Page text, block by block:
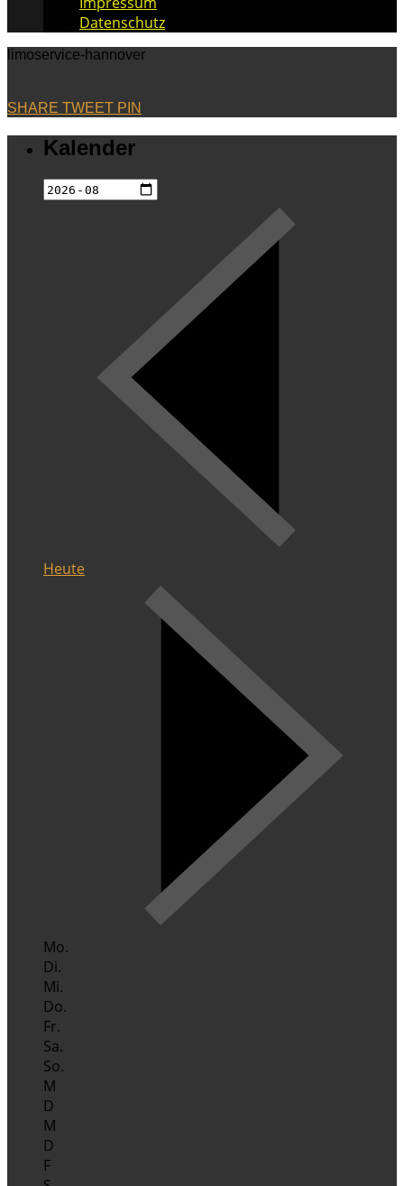
Datenschutz
limoservice-hannover
SHARE TWEET PIN
Kalender
Heute
Mo.
Di.
Mi.
Do.
Fr.
Sa.
So.
M
D
M
D
F